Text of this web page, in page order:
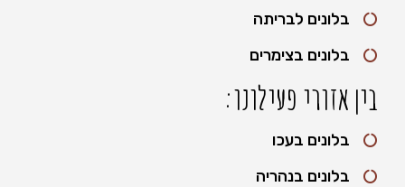
בלונים לבריתה
בלונים בצימרים
בין אזורי פעילונו:
בלונים בעכו
בלונים בנהריה